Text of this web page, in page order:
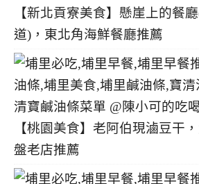
【新北貢寮美食】懸崖上的餐
道)，東北角海鮮餐廳推薦
【桃園美食】老阿伯現滷豆干
盤老店推薦